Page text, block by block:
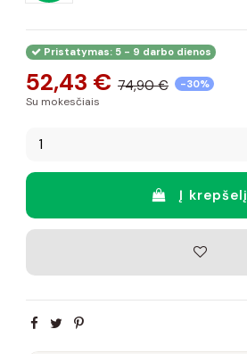
Pristatymas: 5 - 9 darbo dienos
52,43 € 74,90 € -30%
Su mokesčiais
Į krepšelį